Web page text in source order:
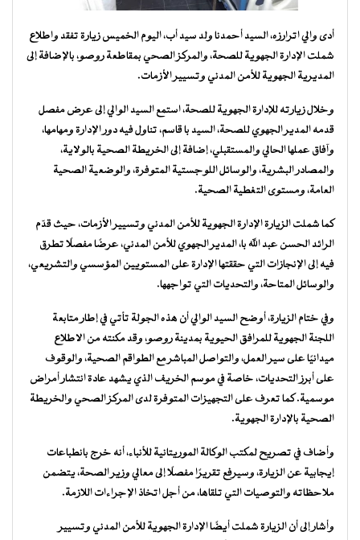
أدى والي اترارزه، السيد أحمدنا ولد سيد أب، اليوم الخميس زيارة تفقد واطلاع
شملت الإدارة الجهوية للصحة، والمركز الصحي بمقاطعة روصو، بالإضافة إلى
المديرية الجهوية للأمن المدني وتسيير الأزمات.
وخلال زيارته للإدارة الجهوية للصحة، استمع السيد الوالي إلى عرض مفصل
قدمه المدير الجهوي للصحة، السيد با قاسم، تناول فيه دور الإدارة ومهامها،
وآفاق عملها الحالي والمستقبلي، إضافة إلى الخريطة الصحية بالولاية،
والمصادر البشرية، والوسائل اللوجستية المتوفرة، والوضعية الصحية
العامة، ومستوى التغطية الصحية.
كما شملت الزيارة الإدارة الجهوية للأمن المدني وتسيير الأزمات، حيث قدّم
الرائد الحسن عبد الله با، المدير الجهوي للأمن المدني، عرضًا مفصلًا تطرق
فيه إلى الإنجازات التي حققتها الإدارة على المستويين المؤسسي والتشريعي،
والوسائل المتاحة، والتحديات التي تواجهها.
وفي ختام الزيارة، أوضح السيد الوالي أن هذه الجولة تأتي في إطار متابعة
اللجنة الجهوية للمرافق الحيوية بمدينة روصو، وقد مكنته من الاطلاع
ميدانيًا على سير العمل، والتواصل المباشر مع الطواقم الصحية، والوقوف
على أبرز التحديات، خاصة في موسم الخريف الذي يشهد عادة انتشار أمراض
موسمية. كما تعرف على التجهيزات المتوفرة لدى المركز الصحي والخريطة
الصحية بالإدارة الجهوية.
وأضاف في تصريح لمكتب الوكالة الموريتانية للأنباء، أنه خرج بانطباعات
إيجابية عن الزيارة، وسيرفع تقريرًا مفصلًا إلى معالي وزير الصحة، يتضمن
ملاحظاته والتوصيات التي تلقاها، من أجل اتخاذ الإجراءات اللازمة.
وأشار إلى أن الزيارة شملت أيضًا الإدارة الجهوية للأمن المدني وتسيير